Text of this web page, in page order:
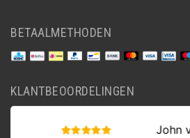
BETAALMETHODEN
KLANTBEOORDELINGEN